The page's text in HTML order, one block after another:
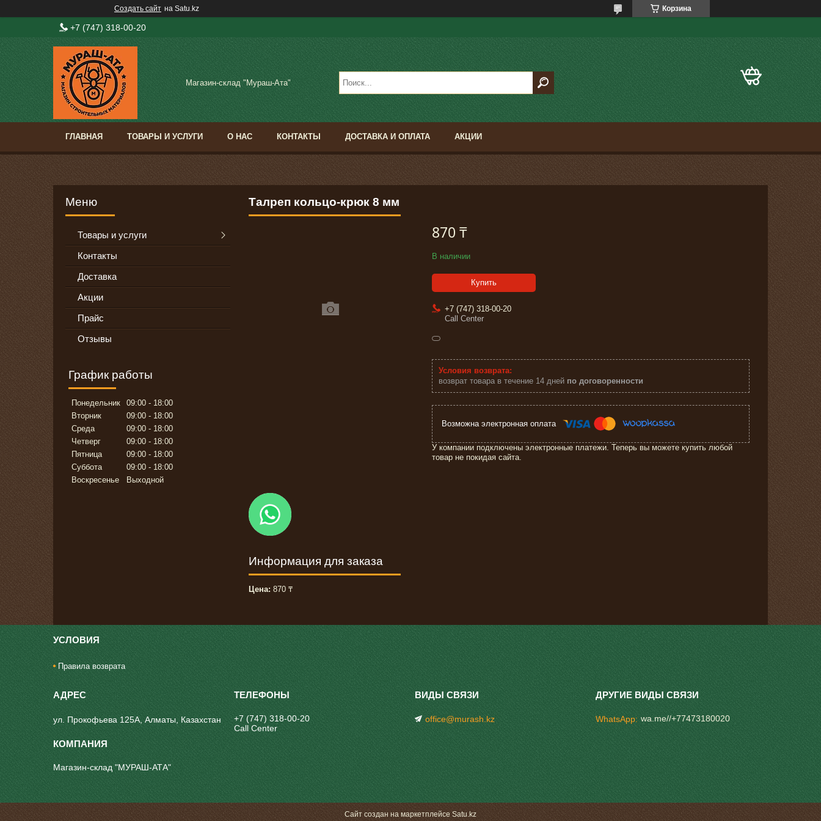
Создать сайт на Satu.kz Корзина
+7 (747) 318-00-20
Магазин-склад "Мураш-Ата"
ГЛАВНАЯ ТОВАРЫ И УСЛУГИ О НАС КОНТАКТЫ ДОСТАВКА И ОПЛАТА АКЦИИ
Талреп кольцо-крюк 8 мм
870 ₸
В наличии
Купить
+7 (747) 318-00-20
Call Center
возврат товара в течение 14 дней по договоренности
У компании подключены электронные платежи. Теперь вы можете купить любой
товар не покидая сайта.
Информация для заказа
Цена: 870 ₸
Товары и услуги
Контакты
Доставка
Акции
Прайс
Отзывы
График работы
Понедельник 09:00
18:00
Вторник
09:00
18:00
Среда
09:00
18:00
Четверг
09:00
18:00
Пятница
09:00
18:00
Суббота
09:00
18:00
Воскресенье
Выходной
УСЛОВИЯ
Правила возврата
ул. Прокофьева 125А, Алматы, Казахстан
Магазин-склад "МУРАШ-АТА"
+7 (747) 318-00-20
Call Center
office@murash.kz WhatsApp wa.me//+77473180020
Сайт создан на маркетплейсеSatu.kz